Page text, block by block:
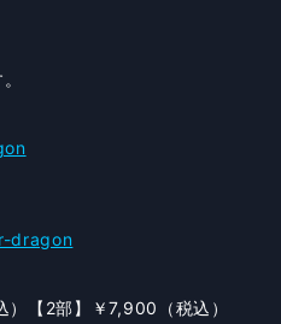
dragon
【2部】￥7,900（税込）